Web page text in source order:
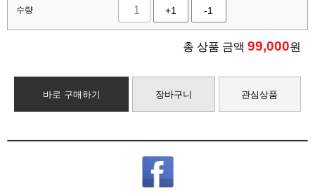
수량 +1 -1
총 상품 금액 99,000원
바로 구매하기 장바구니 관심상품